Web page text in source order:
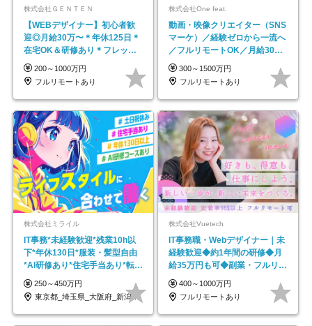
株式会社ＧＥＮＴＥＮ
【WEBデザイナー】初⼼者歓
迎◎⽉給30万〜＊年休125⽇＊
在宅OK＆研修あり＊フレック
ス
200～1000万円
フルリモートあり
株式会社One feat.
動画・映像クリエイター（SNS
マーケ）／経験ゼロから一流へ
／フルリモートOK／月給30万
円～／年休130日以上
300～1500万円
フルリモートあり
株式会社ミライル
IT事務*未経験歓迎*残業10h以
下*年休130日*服装・髪型自由
*AI研修あり*住宅手当あり*転勤
なし
250～450万円
東京都_埼玉県_大阪府_新潟県_福岡県
株式会社Vuetech
IT事務職・Webデザイナー｜未
経験歓迎◆約1年間の研修◆月
給35万円も可◆副業・フルリモ
ート可◆年休126日
400～1000万円
フルリモートあり